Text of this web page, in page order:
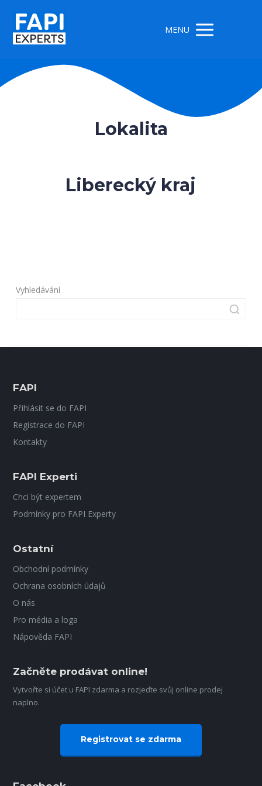
MENU
Lokalita
Liberecký kraj
Vyhledávání
FAPI
Přihlásit se do FAPI
Registrace do FAPI
Kontakty
FAPI Experti
Chci být expertem
Podmínky pro FAPI Experty
Ostatní
Obchodní podmínky
Ochrana osobních údajů
O nás
Pro média a loga
Nápověda FAPI
Začněte prodávat online!
Vytvořte si účet u FAPI zdarma a rozjeďte svůj online prodej
naplno.
Registrovat se zdarma